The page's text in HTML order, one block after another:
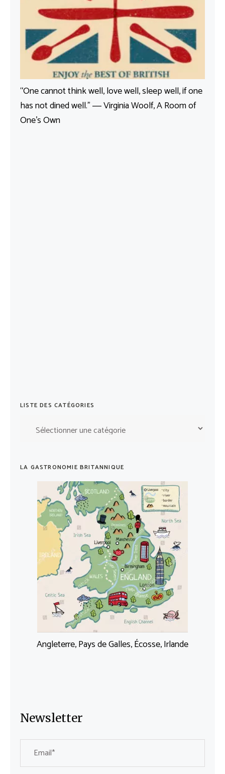
“One cannot think well, love well, sleep well, if one
has not dined well.” ― Virginia Woolf, A Room of
One’s Own
LISTE DES CATÉGORIES
catégories
LA GASTRONOMIE BRITANNIQUE
Angleterre, Pays de Galles, Écosse, Irlande
Newsletter